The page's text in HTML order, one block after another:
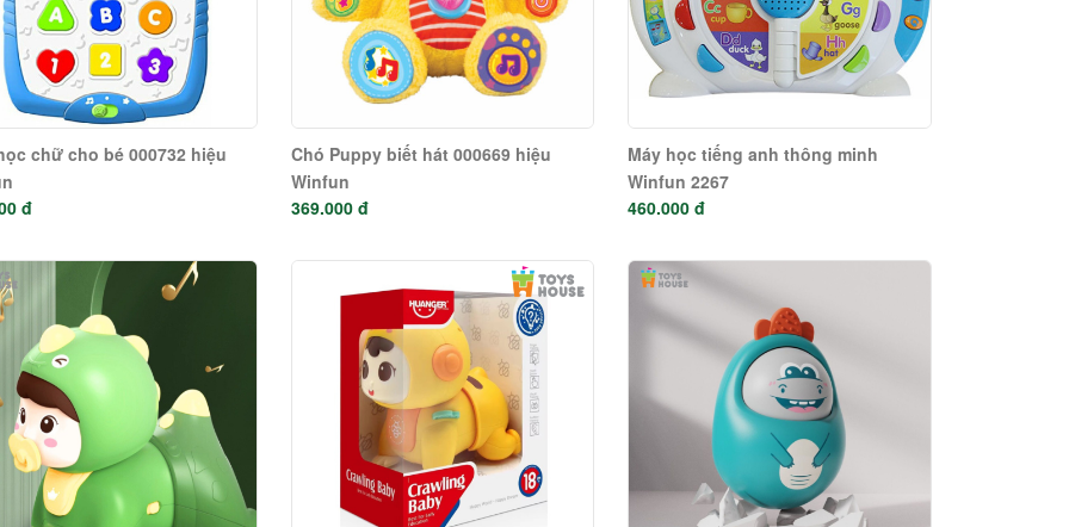
chữ cho bé 000732 hiệu
đ
Chó Puppy biết hát 000669 hiệu
Winfun
369.000 đ
Máy học tiếng anh thông minh
Winfun 2267
460.000 đ